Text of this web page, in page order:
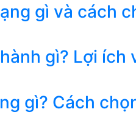
gì và cách
gì? Lợi ích
gì? Cách